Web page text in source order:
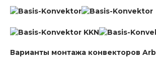
Варианты монтажа конвекторов